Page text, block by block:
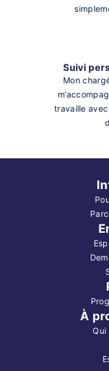
Suivi
Mon
travaille
À
Qui